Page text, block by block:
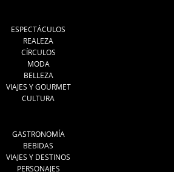
ESPECTÁCULOS
REALEZA
CÍRCULOS
MODA
BELLEZA
VIAJES Y GOURMET
CULTURA
GASTRONOMÍA
BEBIDAS
VIAJES Y DESTINOS
PERSONAJES